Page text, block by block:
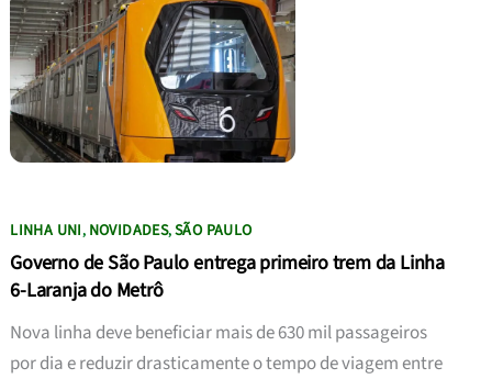
LINHA UNI, NOVIDADES,SÃO PAULO
Governo de São Paulo entrega primeiro trem da Linha
6-Laranja do Metrô
Nova linha deve beneficiar mais de 630 mil passageiros
por dia e reduzir drasticamente o tempo de viagem entre